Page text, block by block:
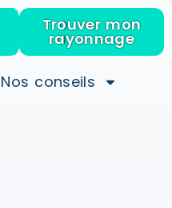
Trouver mon
rayonnage
Nos conseils